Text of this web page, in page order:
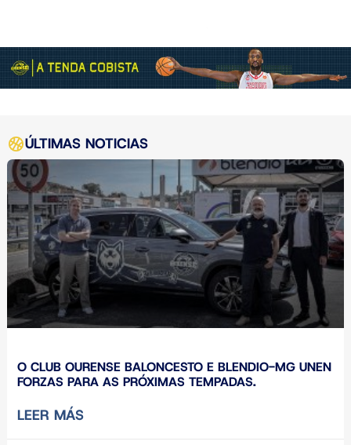
ÚLTIMAS NOTICIAS
O CLUB OURENSE BALONCESTO E BLENDIO-MG UNEN
FORZAS PARA AS PRÓXIMAS TEMPADAS.
LEER MÁS